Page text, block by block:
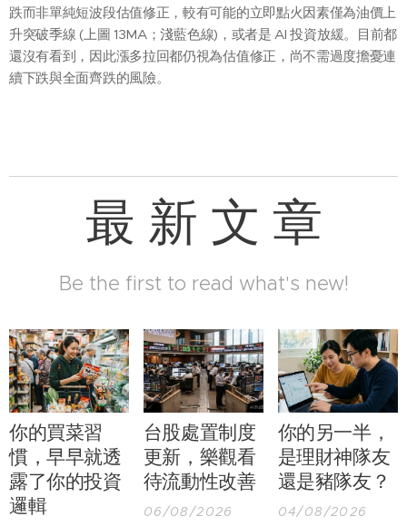
跌而非單純短波段估值修正，較有可能的立即點火因素僅為油價上
升突破季線 (上圖 13MA；淺藍色線)，或者是 AI 投資放緩。目前都
還沒有看到，因此漲多拉回都仍視為估值修正，尚不需過度擔憂連
續下跌與全面齊跌的風險。
最 新 文 章
Be the first to read what's new!
你的買菜習
慣，早早就透
露了你的投資
邏輯
台股處置制度
更新，樂觀看
待流動性改善
06/08/2026
你的另一半，
是理財神隊友
還是豬隊友？
04/08/2026